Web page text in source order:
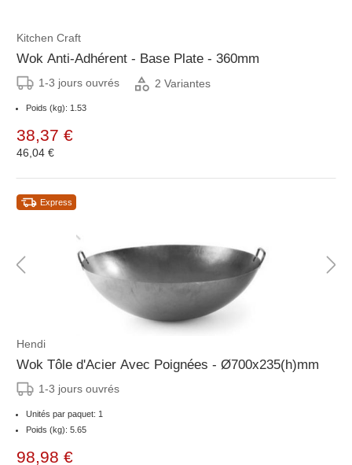
Kitchen Craft
Wok Anti-Adhérent - Base Plate - 360mm
1-3 jours ouvrés 2 Variantes
Poids (kg): 1.53
38,37 €
46,04 €
Express
Hendi
Wok Tôle d'Acier Avec Poignées - Ø700x235(h)mm
1-3 jours ouvrés
Unités par paquet: 1
Poids (kg): 5.65
98,98 €